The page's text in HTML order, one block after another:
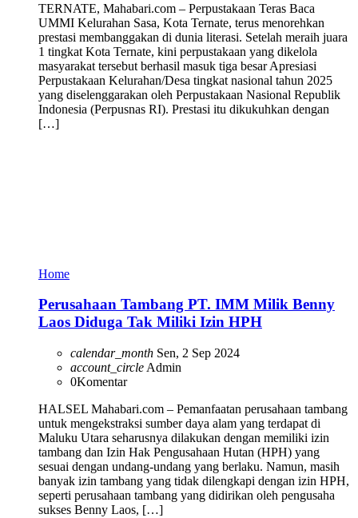
TERNATE, Mahabari.com – Perpustakaan Teras Baca
UMMI Kelurahan Sasa, Kota Ternate, terus menorehkan
prestasi membanggakan di dunia literasi. Setelah meraih juara
1 tingkat Kota Ternate, kini perpustakaan yang dikelola
masyarakat tersebut berhasil masuk tiga besar Apresiasi
Perpustakaan Kelurahan/Desa tingkat nasional tahun 2025
yang diselenggarakan oleh Perpustakaan Nasional Republik
Indonesia (Perpusnas RI). Prestasi itu dikukuhkan dengan
[…]
Home
Perusahaan Tambang PT. IMM Milik Benny
Laos Diduga Tak Miliki Izin HPH
calendar_month Sen, 2 Sep 2024
account_circle Admin
0Komentar
HALSEL Mahabari.com – Pemanfaatan perusahaan tambang
untuk mengekstraksi sumber daya alam yang terdapat di
Maluku Utara seharusnya dilakukan dengan memiliki izin
tambang dan Izin Hak Pengusahaan Hutan (HPH) yang
sesuai dengan undang-undang yang berlaku. Namun, masih
banyak izin tambang yang tidak dilengkapi dengan izin HPH,
seperti perusahaan tambang yang didirikan oleh pengusaha
sukses Benny Laos, […]